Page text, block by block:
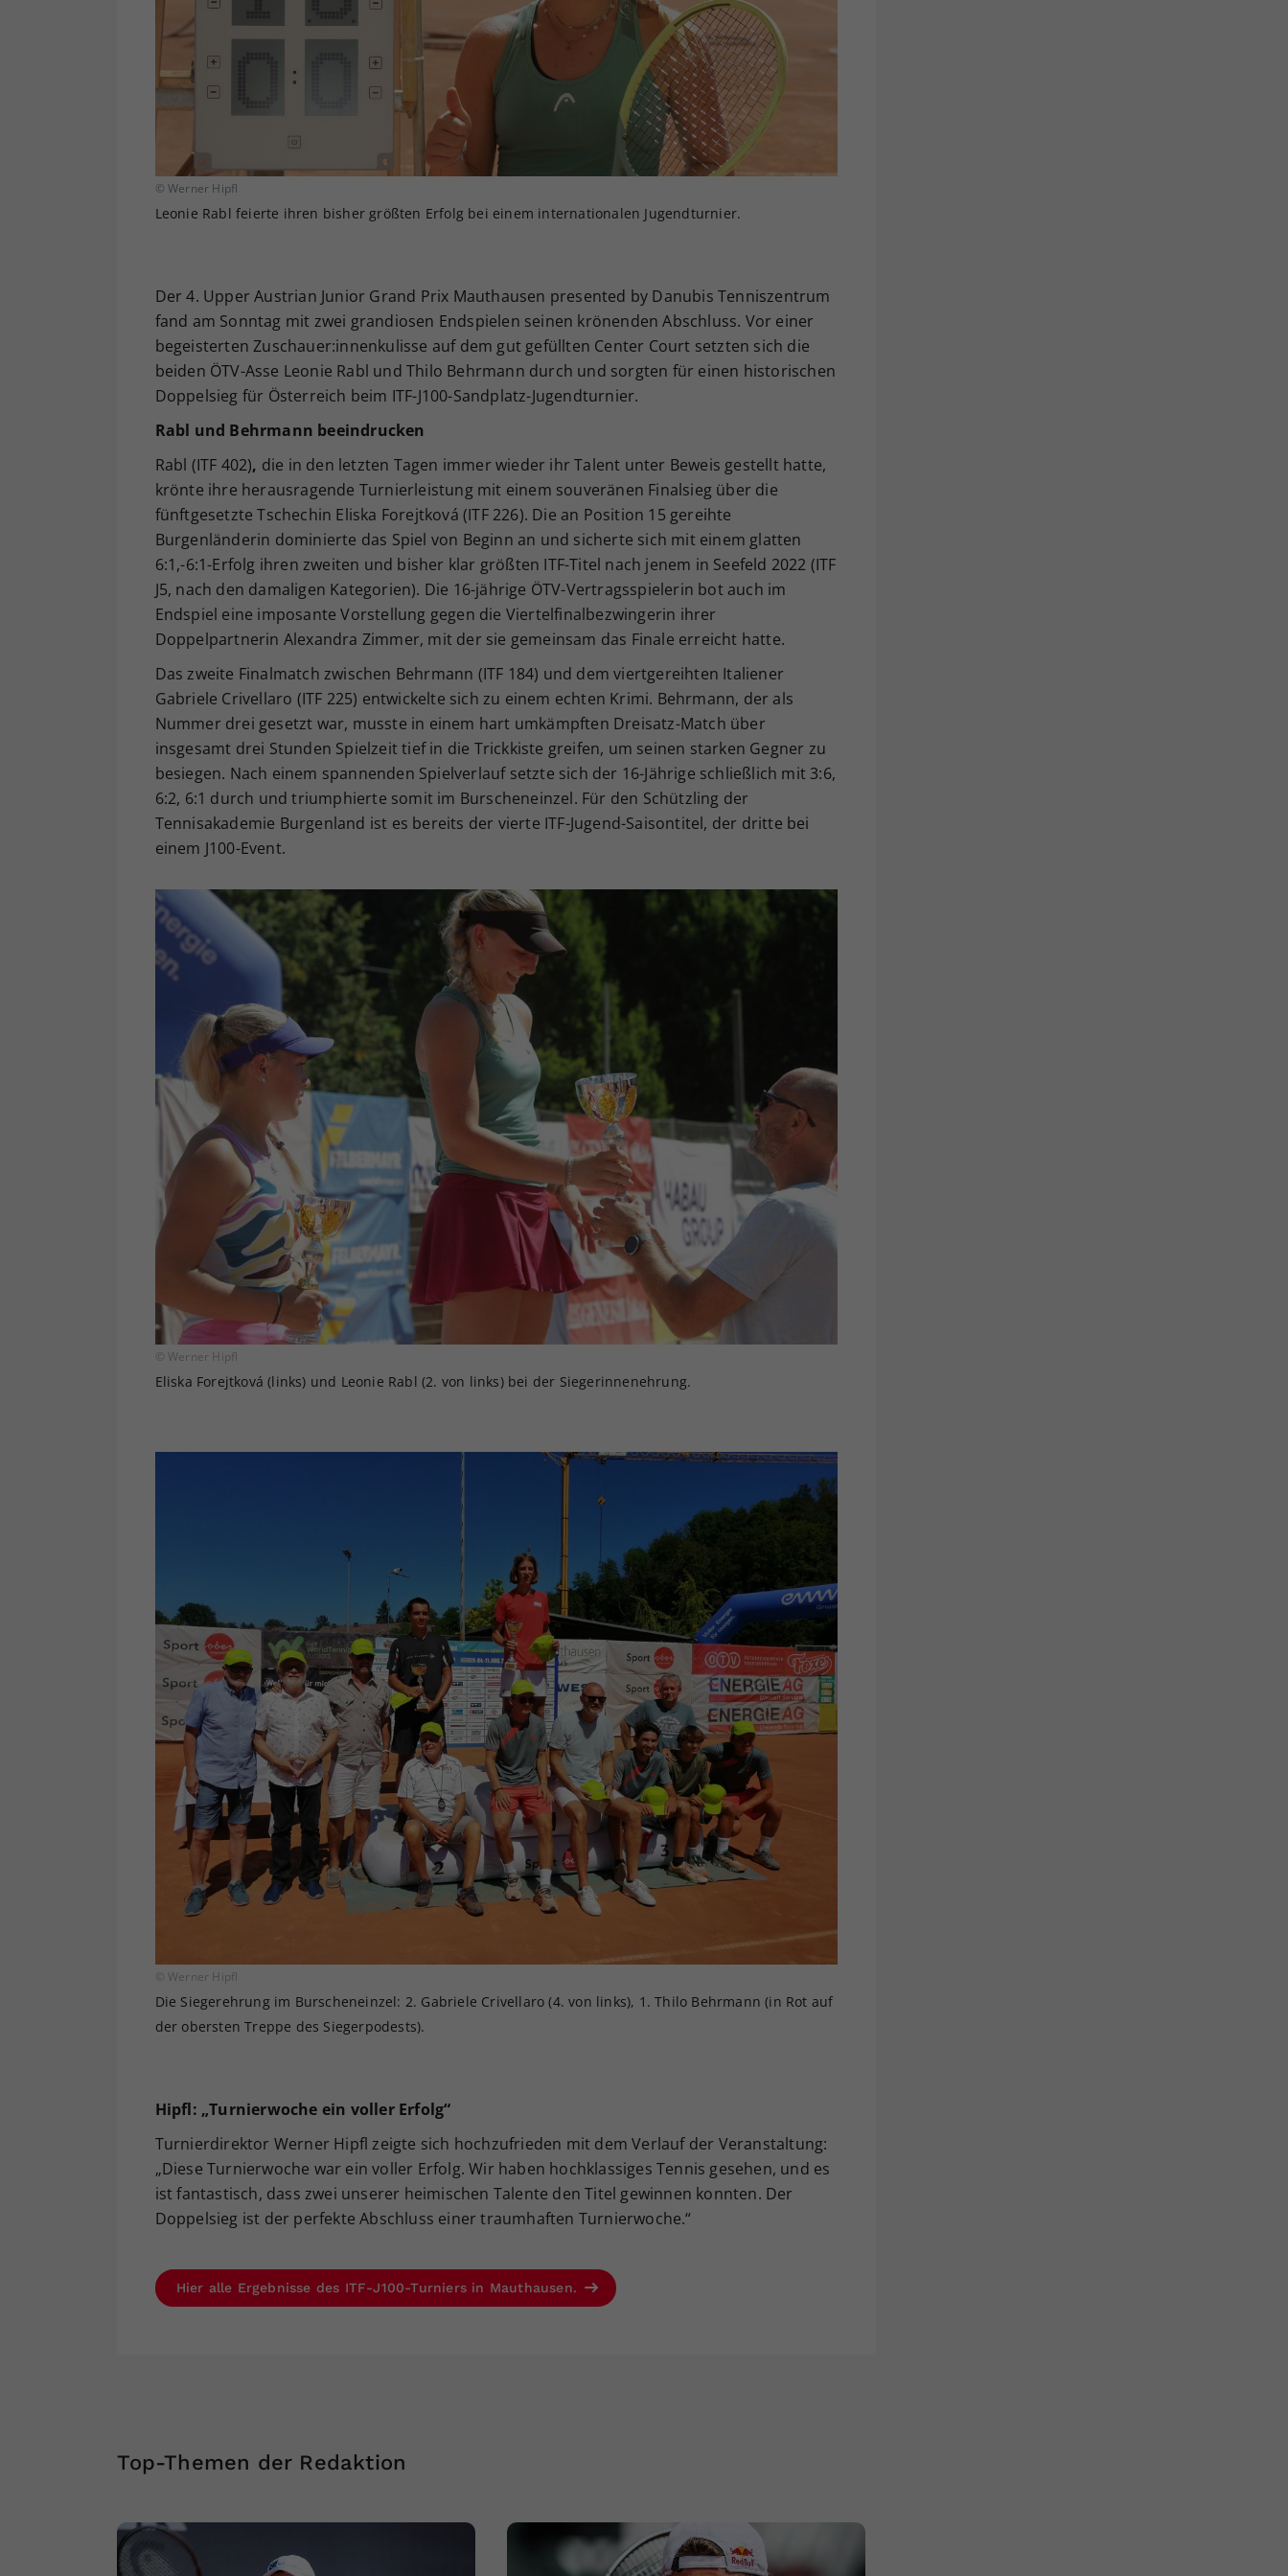
© Werner Hipfl
Leonie Rabl feierte ihren bisher größten Erfolg bei einem internationalen Jugendturnier.
Der 4. Upper Austrian Junior Grand Prix Mauthausen presented by Danubis Tenniszentrum
fand am Sonntag mit zwei grandiosen Endspielen seinen krönenden Abschluss. Vor einer
begeisterten Zuschauer:innenkulisse auf dem gut gefüllten Center Court setzten sich die
beiden ÖTV-Asse Leonie Rabl und Thilo Behrmann durch und sorgten für einen historischen
Doppelsieg für Österreich beim ITF-J100-Sandplatz-Jugendturnier.
Rabl und Behrmann beeindrucken
Rabl (ITF 402), die in den letzten Tagen immer wieder ihr Talent unter Beweis gestellt hatte,
krönte ihre herausragende Turnierleistung mit einem souveränen Finalsieg über die
fünftgesetzte Tschechin Eliska Forejtková (ITF 226). Die an Position 15 gereihte
Burgenländerin dominierte das Spiel von Beginn an und sicherte sich mit einem glatten
6:1,-6:1-Erfolg ihren zweiten und bisher klar größten ITF-Titel nach jenem in Seefeld 2022 (ITF
J5, nach den damaligen Kategorien). Die 16-jährige ÖTV-Vertragsspielerin bot auch im
Endspiel eine imposante Vorstellung gegen die Viertelfinalbezwingerin ihrer
Doppelpartnerin Alexandra Zimmer, mit der sie gemeinsam das Finale erreicht hatte.
Das zweite Finalmatch zwischen Behrmann (ITF 184) und dem viertgereihten Italiener
Gabriele Crivellaro (ITF 225) entwickelte sich zu einem echten Krimi. Behrmann, der als
Nummer drei gesetzt war, musste in einem hart umkämpften Dreisatz-Match über
insgesamt drei Stunden Spielzeit tief in die Trickkiste greifen, um seinen starken Gegner zu
besiegen. Nach einem spannenden Spielverlauf setzte sich der 16-Jährige schließlich mit 3:6,
6:2, 6:1 durch und triumphierte somit im Burscheneinzel. Für den Schützling der
Tennisakademie Burgenland ist es bereits der vierte ITF-Jugend-Saisontitel, der dritte bei
einem J100-Event.
© Werner Hipfl
Eliska Forejtková (links) und Leonie Rabl (2. von links) bei der Siegerinnenehrung.
© Werner Hipfl
Die Siegerehrung im Burscheneinzel: 2. Gabriele Crivellaro (4. von links), 1. Thilo Behrmann (in Rot auf
der obersten Treppe des Siegerpodests).
Hipfl: „Turnierwoche ein voller Erfolg“
Turnierdirektor Werner Hipfl zeigte sich hochzufrieden mit dem Verlauf der Veranstaltung:
„Diese Turnierwoche war ein voller Erfolg. Wir haben hochklassiges Tennis gesehen, und es
ist fantastisch, dass zwei unserer heimischen Talente den Titel gewinnen konnten. Der
Doppelsieg ist der perfekte Abschluss einer traumhaften Turnierwoche.“
Hier alle Ergebnisse des ITF-J100-Turniers in Mauthausen.
Top-Themen der Redaktion
Ihrer vorgenommen Einstellungen, falls der
Webseiten-Betreiber dies eingestellt hat.